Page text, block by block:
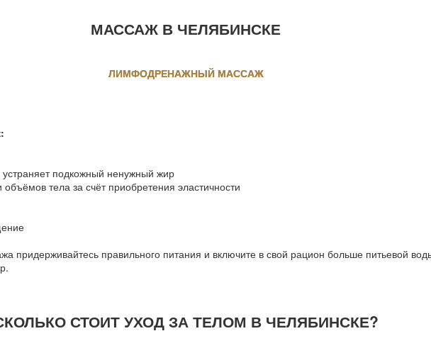
МАССАЖ В ЧЕЛЯБИНСКЕ
ЛИМФОДРЕНАЖНЫЙ МАССАЖ
подкожный ненужный жир
тела за счёт приобретения эластичности
придерживайтесь правильного питания и включите в свой рацион больше питьевой
СТОИТ УХОД ЗА ТЕЛОМ В ЧЕЛЯБИНСКЕ?